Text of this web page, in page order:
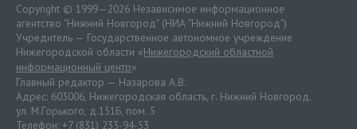
Copyright © 1999—2026 Независимое информационное
агентство "Нижний Новгород" (НИА "Нижний Новгород")
Учредитель — Государственное автономное учреждение
Нижегородской области «Нижегородский областной
информационный центр»
Главный редактор — Назарова А.В.
Адрес: 603006, Нижегородская область, г. Нижний Новгород.
ул. М.Горького, д.151Б, пом. 5
Телефон: +7 (831) 233-94-53